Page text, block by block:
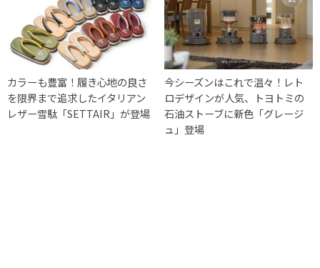
カラーも豊富！履き心地の良さ
を限界まで追求したイタリアン
レザー雪駄「SETTAIR」が登場
今シーズンはこれで温々！レト
ロデザインが人気、トヨトミの
石油ストーブに新色「グレージ
ュ」登場